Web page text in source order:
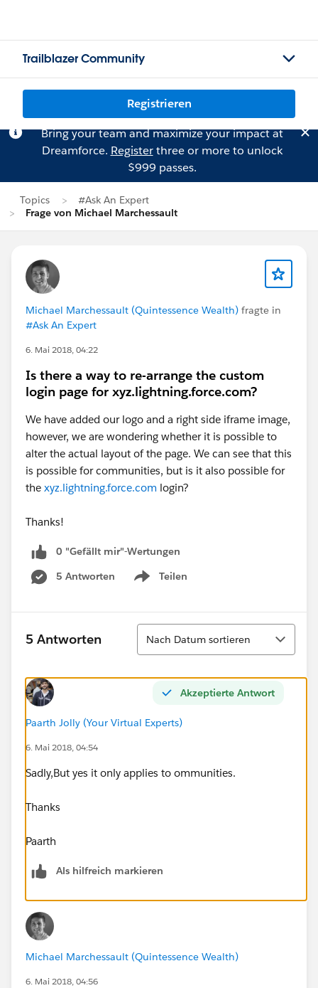
Trailblazer Community
Registrieren
Bring your team and maximize your impact at
Dreamforce. Registerthree or more to unlock
$999 passes.
Topics
#Ask An Expert
Frage von Michael Marchessault
Michael Marchessault (Quintessence Wealth) fragte in
#Ask An Expert
6. Mai 2018, 04:22
Is there a way to re-arrange the custom
login page for xyz.lightning.force.com?
We have added our logo and a right side iframe image,
however, we are wondering whether it is possible to
alter the actual layout of the page. We can see that this
is possible for communities, but is it also possible for
the xyz.lightning.force.com login?
Thanks!
0 "Gefällt mir"-Wertungen
5 Antworten
Teilen
Show menu
5 Antworten
Sortieren
Nach Datum sortieren
Akzeptierte Antwort
Paarth Jolly (Your Virtual Experts)
6. Mai 2018, 04:54
Sadly,But yes it only applies to ommunities.
Thanks
Paarth
Als hilfreich markieren
Michael Marchessault (Quintessence Wealth)
6. Mai 2018, 04:56